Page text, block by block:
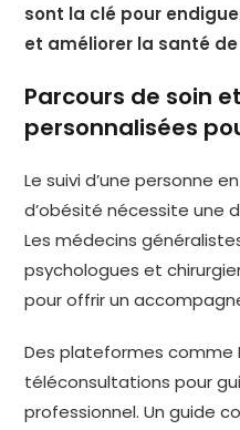
sont la clé pour
et améliorer la santé
Parcours de soin
personnalisées
Le suivi d’une personne
d’obésité nécessite une
Les médecins
psychologues et
pour offrir un
Des plateformes comme
téléconsultations pour
professionnel. Un guide